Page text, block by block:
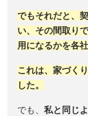
でもそれだと、
い、その間取り
用になるかを各
これは、家づく
した。
でも、 私と同じ